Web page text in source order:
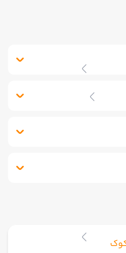
تلویزیون کابلی/ماهواره‌ای
آسانسور
لابی